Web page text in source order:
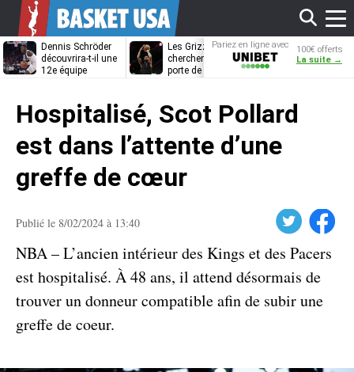
Dennis Schröder
découvrira-t-il une
12e équipe
Les Grizzlies
cherchent déjà une
porte de sortie
Dwane Casey
bientôt coach
Pariez en ligne avec
Unibet
100€ offerts
La suite →
Hospitalisé, Scot Pollard
est dans l’attente d’une
greffe de cœur
Publié le 8/02/2024 à 13:40 Facebook
NBA – L’ancien intérieur des Kings et des Pacers
est hospitalisé. À 48 ans, il attend désormais de
trouver un donneur compatible afin de subir une
greffe de coeur.